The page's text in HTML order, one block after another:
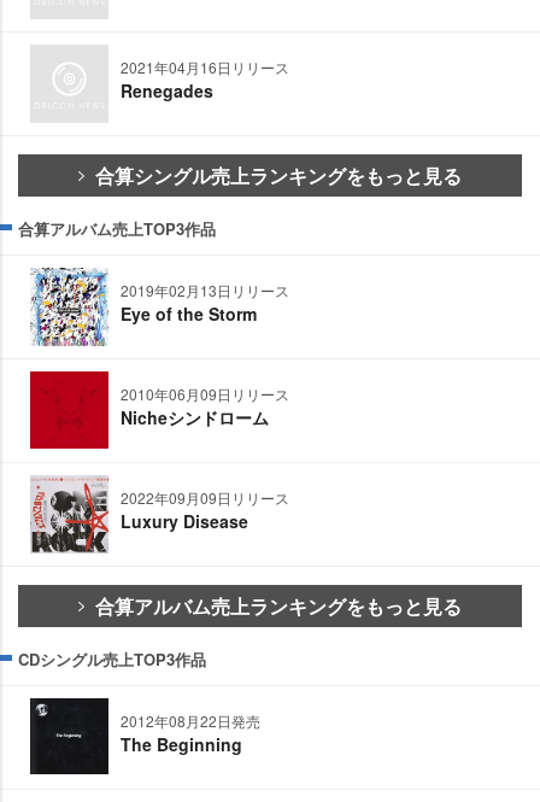
2021年04月16日リリース
Renegades
合算シングル売上ランキングをもっと見る
合算アルバム売上TOP3作品
2019年02月13日リリース
Eye of the Storm
2010年06月09日リリース
Nicheシンドローム
2022年09月09日リリース
Luxury Disease
合算アルバム売上ランキングをもっと見る
CDシングル売上TOP3作品
2012年08月22日発売
The Beginning